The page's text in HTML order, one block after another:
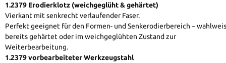
1.2379 Erodierklotz (weichgeglüht & gehärtet)
Vierkant mit senkrecht verlaufender Faser.
Perfekt geeignet für den Formen- und Senkerodierbereich –
bereits gehärtet oder im weichgeglühten Zustand zur
Weiterbearbeitung.
1.2379 vorbearbeiteter Werkzeugstahl